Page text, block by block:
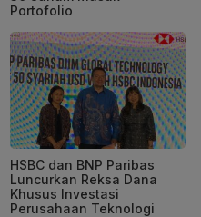
Portofolio
HSBC dan BNP Paribas
Luncurkan Reksa Dana
Khusus Investasi
Perusahaan Teknologi